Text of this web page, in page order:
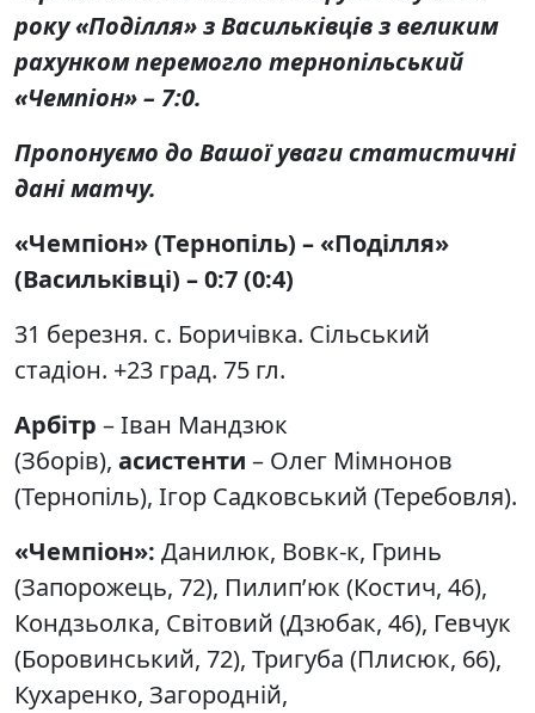
року «Поділля» з Васильківців з великим
рахунком перемогло тернопільський
«Чемпіон» – 7:0.
Пропонуємо до Вашої уваги статистичні
дані матчу.
«Чемпіон» (Тернопіль) – «Поділля»
(Васильківці) – 0:7 (0:4)
31 березня. с. Боричівка. Сільський
стадіон. +23 град. 75 гл.
Арбітр – Іван Мандзюк
(Зборів), асистенти – Олег Мімнонов
(Тернопіль), Ігор Садковський (Теребовля).
«Чемпіон»: Данилюк, Вовк-к, Гринь
(Запорожець, 72), Пилип’юк (Костич, 46),
Кондзьолка, Світовий (Дзюбак, 46), Гевчук
(Боровинський, 72), Тригуба (Плисюк, 66),
Кухаренко, Загородній,